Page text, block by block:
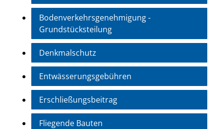
Bodenverkehrsgenehmigung -
Grundstücksteilung
Denkmalschutz
Entwässerungsgebühren
Erschließungsbeitrag
Fliegende Bauten